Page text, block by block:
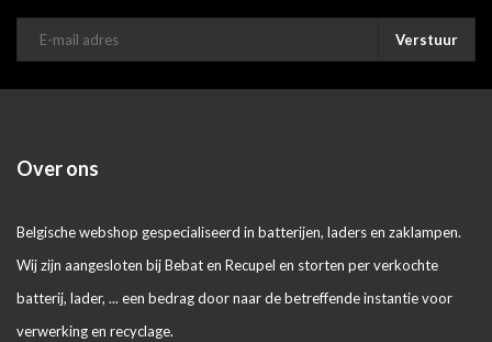
Verstuur
Over ons
Belgische webshop gespecialiseerd in batterijen, laders en zaklampen.
Wij zijn aangesloten bij Bebat en Recupel en storten per verkochte
batterij, lader, ... een bedrag door naar de betreffende instantie voor
verwerking en recyclage.